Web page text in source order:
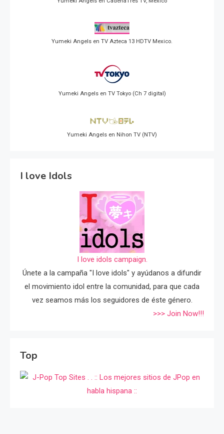
Yumeki Angels en TV Azteca 13 HDTV Mexico.
Yumeki Angels en TV Tokyo (Ch 7 digital)
Yumeki Angels en Nihon TV (NTV)
I love Idols
I love idols campaign.
Únete a la campaña "I love idols" y ayúdanos a difundir
el movimiento idol entre la comunidad, para que cada
vez seamos más los seguidores de éste género.
>>> Join Now!!!
Top